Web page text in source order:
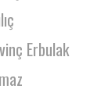
Erbulak